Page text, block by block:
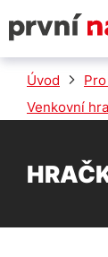
Úvod
Venkovní